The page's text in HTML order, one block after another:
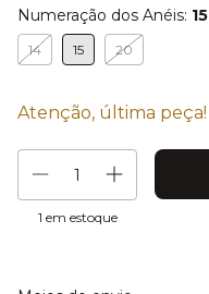
Numeração dos Anéis: 15
14 15 20
Atenção, última peça!
1 em estoque
Entregas para o CEP: